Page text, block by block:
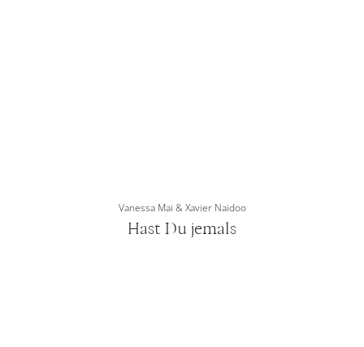
Vanessa Mai & Xavier Naidoo
Hast Du jemals